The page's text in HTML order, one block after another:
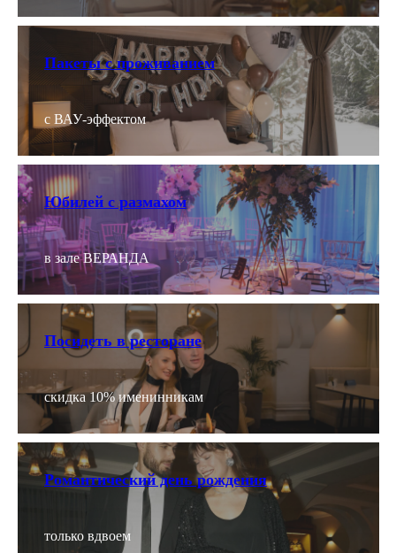
Пакеты с проживанием
с ВАУ-эффектом
Юбилей с размахом
в зале ВЕРАНДА
Посидеть в ресторане
скидка 10% именинникам
Романтический день рождения
только вдвоем